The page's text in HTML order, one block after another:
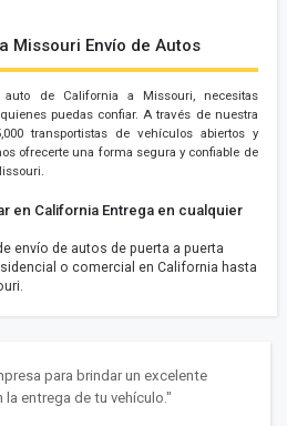
Missouri Envío de Autos
de California a Missouri, necesitas
puedas confiar. A través de nuestra
transportistas de vehículos abiertos y
ofrecerte una forma segura y confiable de
en California Entrega en cualquier
envío de autos de puerta a puerta
o comercial en California hasta
para brindar un excelente
entrega de tu vehículo."